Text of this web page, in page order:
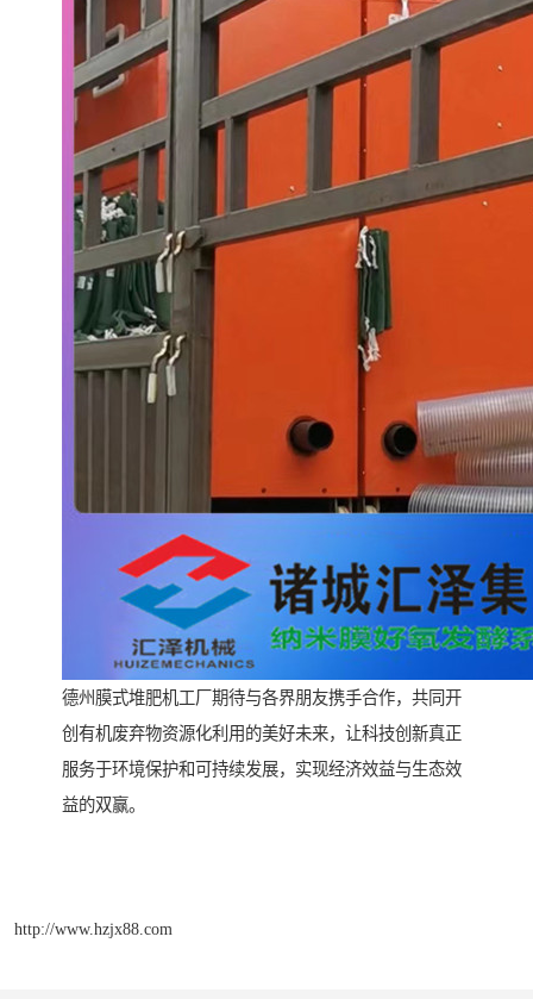
德州膜式堆肥机工厂期待与各界朋友携手合作，共同开
创有机废弃物资源化利用的美好未来，让科技创新真正
服务于环境保护和可持续发展，实现经济效益与生态效
益的双赢。
http://www.hzjx88.com